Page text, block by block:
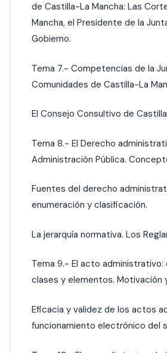
de Castilla-La Mancha: Las
Mancha, el Presidente de la
Gobierno.
Tema 7.- Competencias de la
Comunidades de Castilla-La
El Consejo Consultivo de
Tema 8.- El Derecho
Administración Pública.
Fuentes del derecho
enumeración y clasificación.
La jerarquía normativa. Los
Tema 9.- El acto
clases y elementos. Motivación
Eficacia y validez de los actos
funcionamiento electrónico del